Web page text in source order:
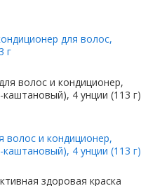
для волос,
г
волос и кондиционер,
4 унции (113 г)